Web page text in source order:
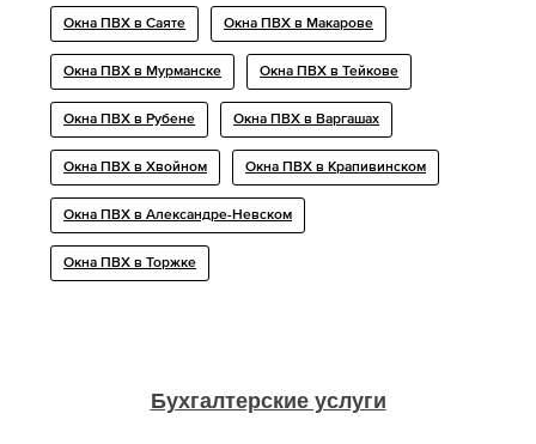
Окна ПВХ в Саяте Окна ПВХ в Макарове
Окна ПВХ в Мурманске Окна ПВХ в Тейкове
Окна ПВХ в Рубене Окна ПВХ в Варгашах
Окна ПВХ в Хвойном Окна ПВХ в Крапивинском
Окна ПВХ в Александре-Невском
Окна ПВХ в Торжке
Бухгалтерские услуги